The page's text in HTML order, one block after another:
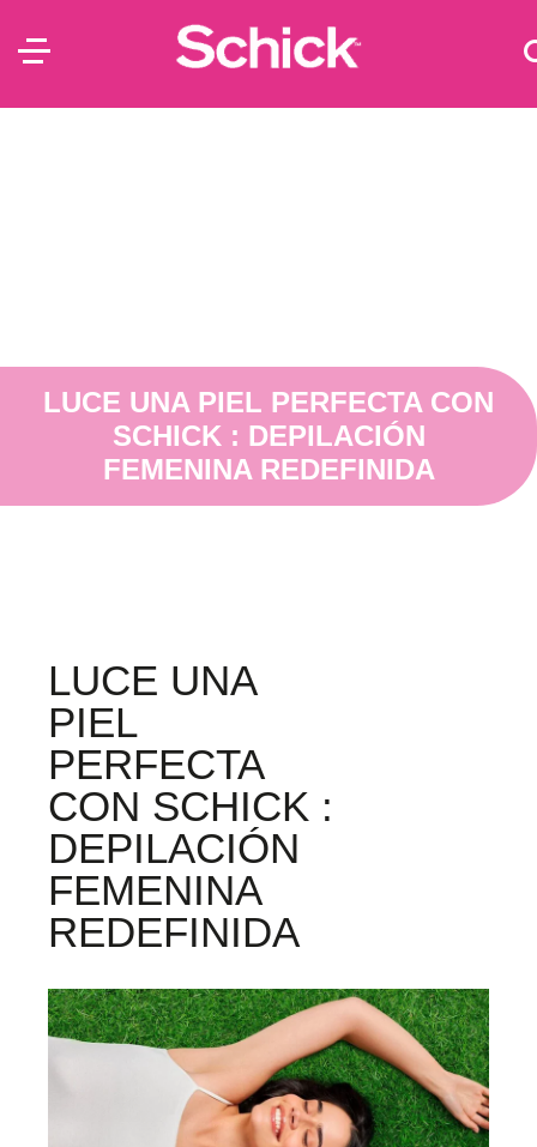
LUCE UNA PIEL PERFECTA CON
SCHICK : DEPILACIÓN
FEMENINA REDEFINIDA
LUCE UNA
PIEL
PERFECTA
CON SCHICK :
DEPILACIÓN
FEMENINA
REDEFINIDA